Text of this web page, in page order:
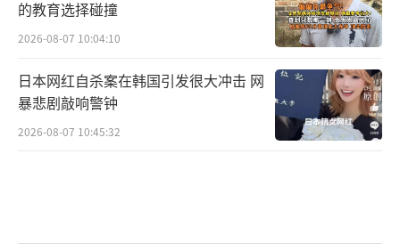
的教育选择碰撞
2026-08-07 10:04:10
日本网红自杀案在韩国引发很大冲击 网
暴悲剧敲响警钟
2026-08-07 10:45:32